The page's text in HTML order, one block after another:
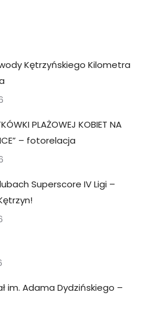
Kętrzyńskiego Kilometra
PLAŻOWEJ KOBIET NA
– fotorelacja
Superscore IV Ligi –
im. Adama Dydzińskiego –